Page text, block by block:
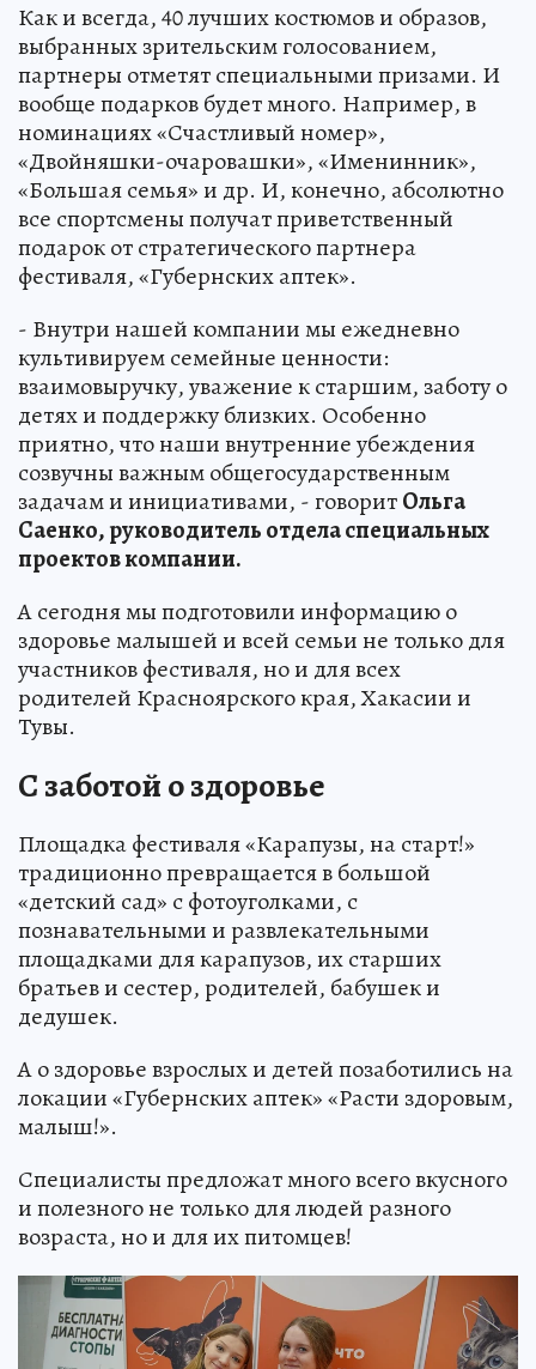
Как и всегда, 40 лучших костюмов и образов,
выбранных зрительским голосованием,
партнеры отметят специальными призами. И
вообще подарков будет много. Например, в
номинациях «Счастливый номер»,
«Двойняшки-очаровашки», «Именинник»,
«Большая семья» и др. И, конечно, абсолютно
все спортсмены получат приветственный
подарок от стратегического партнера
фестиваля, «Губернских аптек».
- Внутри нашей компании мы ежедневно
культивируем семейные ценности:
взаимовыручку, уважение к старшим, заботу о
детях и поддержку близких. Особенно
приятно, что наши внутренние убеждения
созвучны важным общегосударственным
задачам и инициативами, - говоритОльга
Саенко, руководитель отдела специальных
проектов компании.
А сегодня мы подготовили информацию о
здоровье малышей и всей семьи не только для
участников фестиваля, но и для всех
родителей Красноярского края, Хакасии и
Тувы.
С заботой о здоровье
Площадка фестиваля «Карапузы, на старт!»
традиционно превращается в большой
«детский сад» с фотоуголками, с
познавательными и развлекательными
площадками для карапузов, их старших
братьев и сестер, родителей, бабушек и
дедушек.
А о здоровье взрослых и детей позаботились на
локации «Губернских аптек» «Расти здоровым,
малыш!».
Специалисты предложат много всего вкусного
и полезного не только для людей разного
возраста, но и для их питомцев!